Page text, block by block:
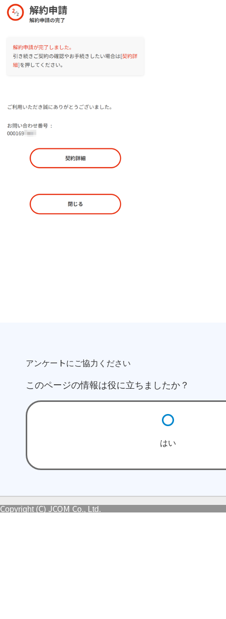
アンケートにご協力ください
このページの情報は役に立ちましたか？
はい
Copyright (C) JCOM Co., Ltd.